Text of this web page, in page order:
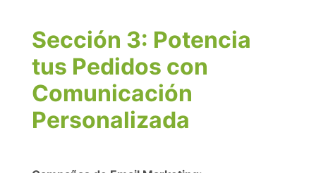
Sección 3: Potencia
tus Pedidos con
Comunicación
Personalizada